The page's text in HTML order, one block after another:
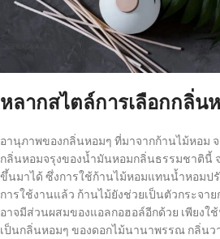
หลากสไตล์การเลือกกลิ่น
อานุภาพของกลิ่นหอมๆ ที่มาจากก้านไม้หอม
กลิ่นหอมจรุงของน้ำมันหอมกลิ่นธรรมชาตินี้
ขึ้นมาได้ ซึ่งการใช้ก้านไม้หอมแทนน้ำหอมป
การใช้งานแล้ว ก้านไม้ยังช่วยเป็นตัวกระจา
อาจมีส่วนผสมของแอลกอฮอล์อีกด้วย เพียง
เป็นกลิ่นหอมๆ ของดอกไม้นานาพรรณ กลิ่น